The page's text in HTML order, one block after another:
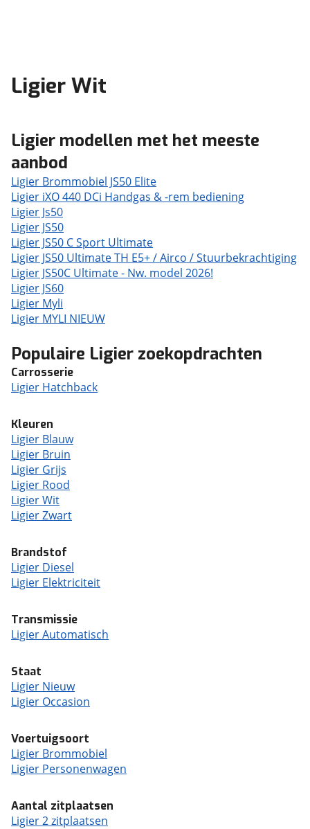
Ligier Wit
Ligier modellen met het meeste
aanbod
Ligier Brommobiel JS50 Elite
Ligier iXO 440 DCi Handgas & -rem bediening
Ligier Js50
Ligier JS50
Ligier JS50 C Sport Ultimate
Ligier JS50 Ultimate TH E5+ / Airco / Stuurbekrachtiging
Ligier JS50C Ultimate - Nw. model 2026!
Ligier JS60
Ligier Myli
Ligier MYLI NIEUW
Populaire Ligier zoekopdrachten
Carrosserie
Ligier Hatchback
Kleuren
Ligier Blauw
Ligier Bruin
Ligier Grijs
Ligier Rood
Ligier Wit
Ligier Zwart
Brandstof
Ligier Diesel
Ligier Elektriciteit
Transmissie
Ligier Automatisch
Staat
Ligier Nieuw
Ligier Occasion
Voertuigsoort
Ligier Brommobiel
Ligier Personenwagen
Aantal zitplaatsen
Ligier 2 zitplaatsen